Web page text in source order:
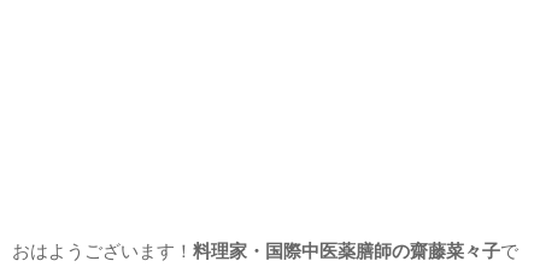
おはようございます！ 料理家・国際中医薬膳師の齋藤菜々子で